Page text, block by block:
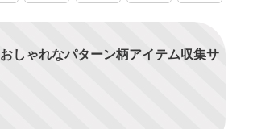
おしゃれなパターン柄アイテム収集サ